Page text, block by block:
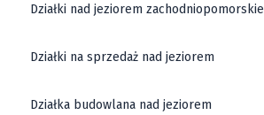
Działki nad jeziorem zachodniopomorskie
Działki na sprzedaż nad jeziorem
Działka budowlana nad jeziorem